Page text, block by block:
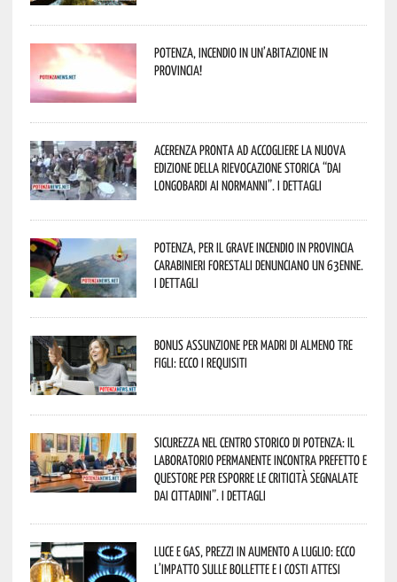
Potenza, incendio in un’abitazione in
provincia!
Acerenza pronta ad accogliere la nuova
edizione della rievocazione storica “Dai
Longobardi ai Normanni”. I dettagli
Potenza, per il grave incendio in Provincia
Carabinieri forestali denunciano un 63enne.
I dettagli
Bonus assunzione per madri di almeno tre
figli: ecco i requisiti
Sicurezza nel Centro Storico di Potenza: il
Laboratorio Permanente incontra Prefetto e
Questore per esporre le criticità segnalate
dai cittadini”. I dettagli
Luce e gas, prezzi in aumento a luglio: ecco
l’impatto sulle bollette e i costi attesi